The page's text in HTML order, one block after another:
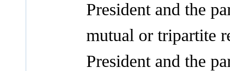
President and the
mutual or tripartite
President and the